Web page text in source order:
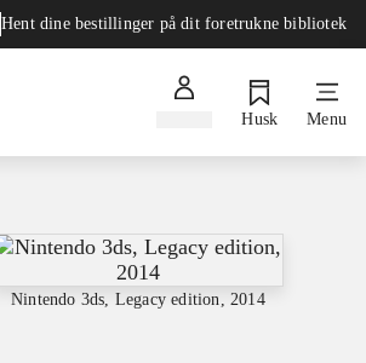
Hent dine bestillinger på dit foretrukne bibliotek
Husk Menu
Nintendo 3ds, Legacy edition, 2014